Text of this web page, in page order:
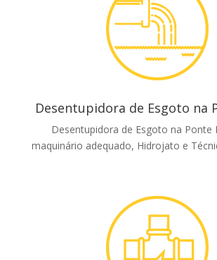
Desentupidora de Esgoto na
Desentupidora de Esgoto na Ponte
maquinário adequado, Hidrojato e